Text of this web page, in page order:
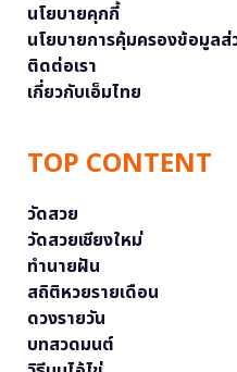
นโยบายคุกกี้
นโยบายการคุ้มครองข้อมูล
ติดต่อเรา
เกี่ยวกับเอ็มไทย
TOP CONTENT
วัดสวย
วัดสวยเชียงใหม่
ทำนายฝัน
สถิติหวยรายเดือน
ดวงรายวัน
บทสวดมนต์